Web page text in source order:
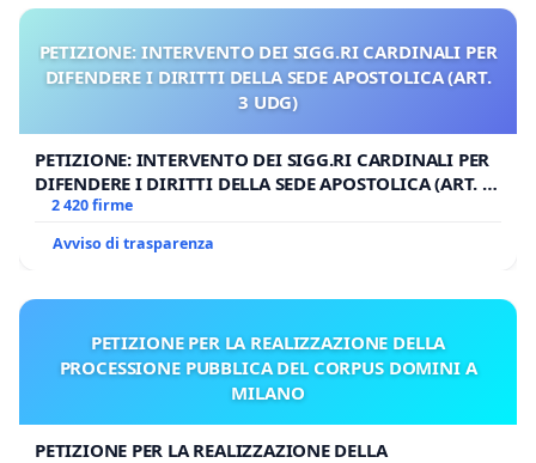
PETIZIONE: INTERVENTO DEI SIGG.RI CARDINALI PER
DIFENDERE I DIRITTI DELLA SEDE APOSTOLICA (ART.
3 UDG)
PETIZIONE: INTERVENTO DEI SIGG.RI CARDINALI PER
DIFENDERE I DIRITTI DELLA SEDE APOSTOLICA (ART. 3
UDG)
2 420 firme
Avviso di trasparenza
PETIZIONE PER LA REALIZZAZIONE DELLA
PROCESSIONE PUBBLICA DEL CORPUS DOMINI A
MILANO
PETIZIONE PER LA REALIZZAZIONE DELLA